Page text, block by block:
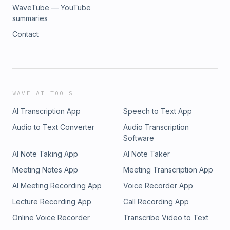
WaveTube — YouTube
summaries
Contact
WAVE AI TOOLS
AI Transcription App
Speech to Text App
Audio to Text Converter
Audio Transcription
Software
AI Note Taking App
AI Note Taker
Meeting Notes App
Meeting Transcription App
AI Meeting Recording App
Voice Recorder App
Lecture Recording App
Call Recording App
Online Voice Recorder
Transcribe Video to Text